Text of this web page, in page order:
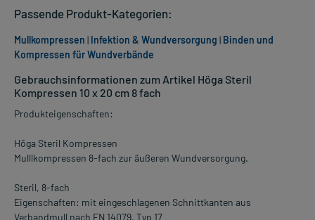
Gebrauchsinformationen zum Artikel Höga Steril
Kompressen 10 x 20 cm 8 fach
Produkteigenschaften:
Höga Steril Kompressen
Mulllkompressen 8-fach zur äußeren Wundversorgung.
Steril, 8-fach
Eigenschaften: mit eingeschlagenen Schnittkanten aus
Verbandmull nach EN 14079, Typ 17
Passende Produkt-Kategorien:
Mullkompressen | Infektion & Wundversorgung | Binden und
Kompressen für Wundverbände